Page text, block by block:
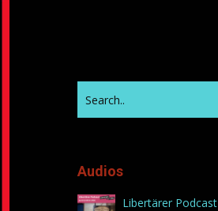
Audios
Libertärer Podcast